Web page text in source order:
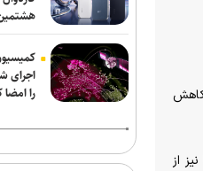
از
تا ۴۰۰ دلار خواهد داشت
کمیسیون اروپا توافق
ماهواره‌ای IRIS² را امضا کرد
کاهش ۷۰۰ میلیون
معاونت علمی
را امضا